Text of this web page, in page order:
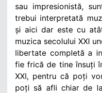
sau impresionistă,
trebui interpretată
și aici dar este cu
muzica secolului XXI
libertate completă a
fie frică de tine însuți
XXI, pentru că poți
poți să afli chiar de